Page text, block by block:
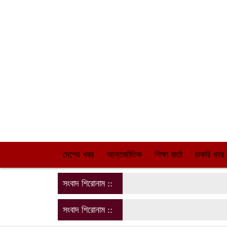
দেশের খবর আন্তর্জাতিক শিক্ষা বার্তা চাকরি খবর
সংবাদ শিরোনাম ::
সংবাদ শিরোনাম ::